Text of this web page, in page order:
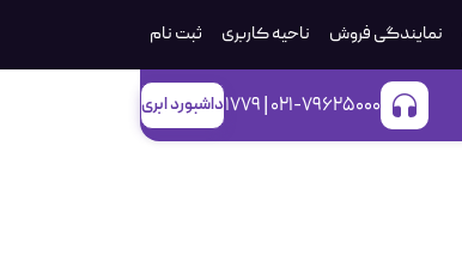
نمایندگی فروش ناحیه کاربری ثبت‌ نام
021-79625000 | 1779 داشبورد ابری